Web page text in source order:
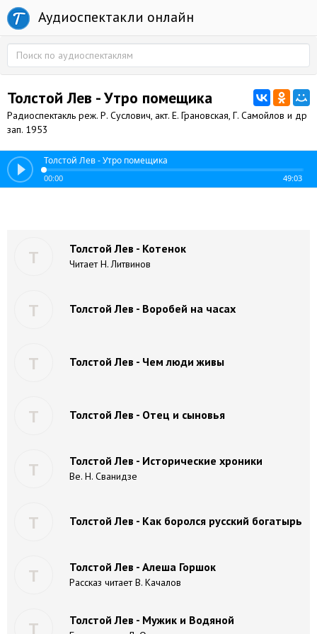
Аудиоспектакли онлайн
Толстой Лев - Утро помещика
Радиоспектакль реж. Р. Суслович, акт. Е. Грановская, Г. Самойлов и др
зап. 1953
Толстой Лев - Утро помещика
00:00 49:03
Т Толстой Лев - Котенок
Читает Н. Литвинов
Т Толстой Лев - Воробей на часах
Т Толстой Лев - Чем люди живы
Т Толстой Лев - Отец и сыновья
Т Толстой Лев - Исторические хроники
Ве. Н. Сванидзе
Т Толстой Лев - Как боролся русский богатырь
Т Толстой Лев - Алеша Горшок
Рассказ читает В. Качалов
Т Толстой Лев - Мужик и Водяной